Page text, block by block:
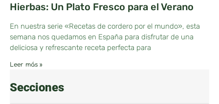
Hierbas: Un Plato Fresco para el Verano
En nuestra serie «Recetas de cordero por el mundo», esta
semana nos quedamos en España para disfrutar de una
deliciosa y refrescante receta perfecta para
Leer más »
Secciones